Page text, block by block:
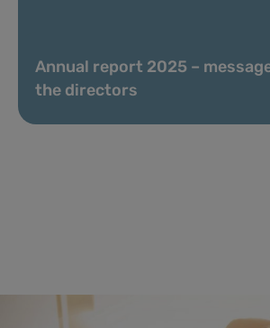
Annual report 2025 –
the directors